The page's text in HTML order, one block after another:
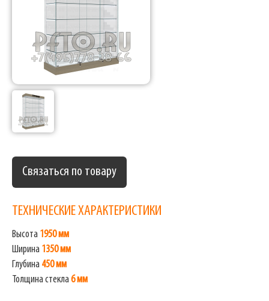
Связаться по товару
ТЕХНИЧЕСКИЕ ХАРАКТЕРИСТИКИ
Высота 1950 мм
Ширина 1350 мм
Глубина 450 мм
Толщина стекла6 мм